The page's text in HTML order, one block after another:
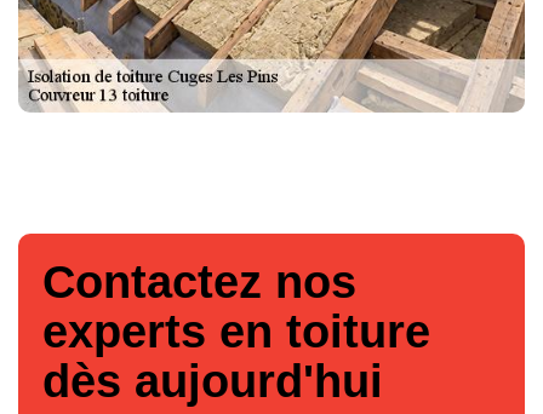
Contactez nos
experts en toiture
dès aujourd'hui